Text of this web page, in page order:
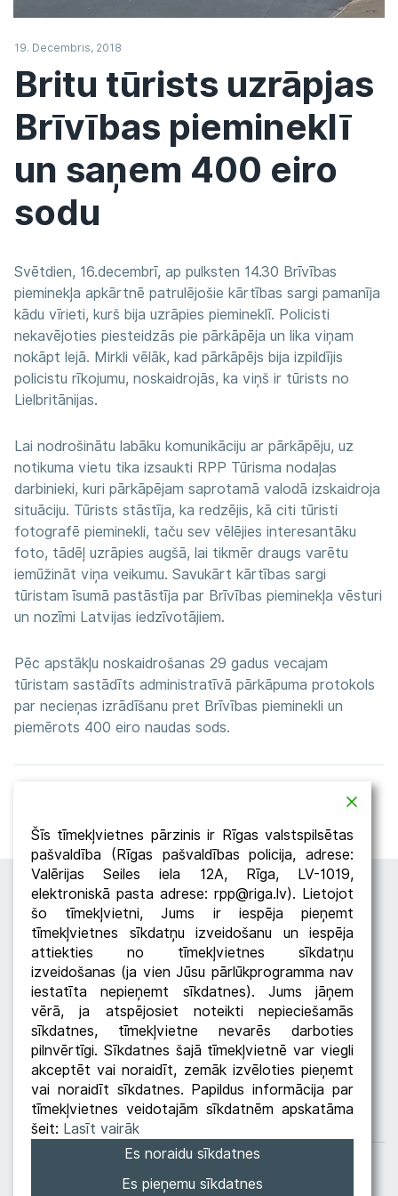
19. Decembris, 2018
Britu tūrists uzrāpjas
Brīvības piemineklī
un saņem 400 eiro
sodu
Svētdien, 16.decembrī, ap pulksten 14.30 Brīvības
pieminekļa apkārtnē patrulējošie kārtības sargi pamanīja
kādu vīrieti, kurš bija uzrāpies piemineklī. Policisti
nekavējoties piesteidzās pie pārkāpēja un lika viņam
nokāpt lejā. Mirkli vēlāk, kad pārkāpējs bija izpildījis
policistu rīkojumu, noskaidrojās, ka viņš ir tūrists no
Lielbritānijas.
Lai nodrošinātu labāku komunikāciju ar pārkāpēju, uz
notikuma vietu tika izsaukti RPP Tūrisma nodaļas
darbinieki, kuri pārkāpējam saprotamā valodā izskaidroja
situāciju. Tūrists stāstīja, ka redzējis, kā citi tūristi
fotografē pieminekli, taču sev vēlējies interesantāku
foto, tādēļ uzrāpies augšā, lai tikmēr draugs varētu
iemūžināt viņa veikumu. Savukārt kārtības sargi
tūristam īsumā pastāstīja par Brīvības pieminekļa vēsturi
un nozīmi Latvijas iedzīvotājiem.
Pēc apstākļu noskaidrošanas 29 gadus vecajam
tūristam sastādīts administratīvā pārkāpuma protokols
par necieņas izrādīšanu pret Brīvības pieminekli un
piemērots 400 eiro naudas sods.
Seko RPP
Šīs tīmekļvietnes pārzinis ir Rīgas valstspilsētas
pašvaldība (Rīgas pašvaldības policija, adrese:
Valērijas Seiles iela 12A, Rīga, LV-1019,
elektroniskā pasta adrese: rpp@riga.lv). Lietojot
šo tīmekļvietni, Jums ir iespēja pieņemt
tīmekļvietnes sīkdatņu izveidošanu un iespēja
attiekties no tīmekļvietnes sīkdatņu
izveidošanas (ja vien Jūsu pārlūkprogramma nav
iestatīta nepieņemt sīkdatnes). Jums jāņem
vērā, ja atspējosiet noteikti nepieciešamās
sīkdatnes, tīmekļvietne nevarēs darboties
pilnvērtīgi. Sīkdatnes šajā tīmekļvietnē var viegli
akceptēt vai noraidīt, zemāk izvēloties pieņemt
vai noraidīt sīkdatnes. Papildus informācija par
tīmekļvietnes veidotajām sīkdatnēm apskatāma
šeit: Lasīt vairāk
Es noraidu sīkdatnes
Es pieņemu sīkdatnes